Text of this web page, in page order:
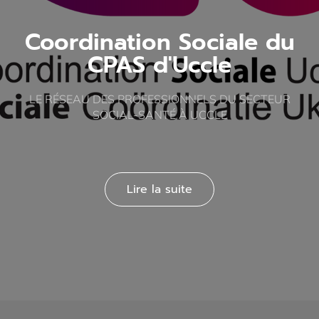
Coordination Sociale du
CPAS d'Uccle
LE RÉSEAU DES PROFESSIONNELS DU SECTEUR
SOCIAL-SANTÉ À UCCLE
Lire la suite